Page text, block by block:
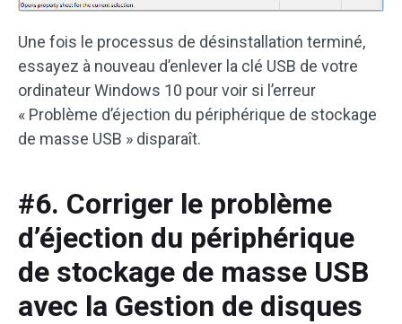
Une fois le processus de désinstallation terminé,
essayez à nouveau d’enlever la clé USB de votre
ordinateur Windows 10 pour voir si l’erreur
« Problème d’éjection du périphérique de stockage
de masse USB » disparaît.
#6. Corriger le problème
d’éjection du périphérique
de stockage de masse USB
avec la Gestion de disques